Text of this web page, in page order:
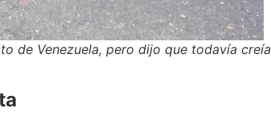
de Venezuela, pero dijo que todavía creía